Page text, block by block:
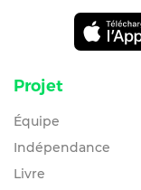
Projet
Équipe
Indépendance
Livre